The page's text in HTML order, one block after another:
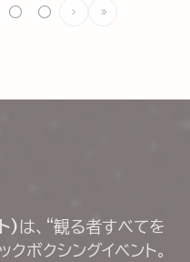
○ ○
) は、“観る者すべてを
ボクシングイベント。